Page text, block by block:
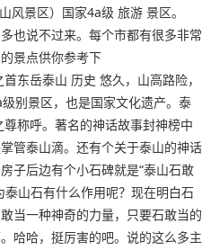
风景区）国家4a级 旅游 景区。
也说不过来。每个市都有很多非常
景点供你参考下
东岳泰山 历史 悠久，山高路险，
别景区，也是国家文化遗产。泰
称呼。著名的神话故事封神榜中
管泰山滴。还有个关于泰山的神话
子后边有个小石碑就是“泰山石敢
山石有什么作用呢？现在明白石
当一种神奇的力量，只要石敢当的
哈哈，挺厉害的吧。说的这么多主